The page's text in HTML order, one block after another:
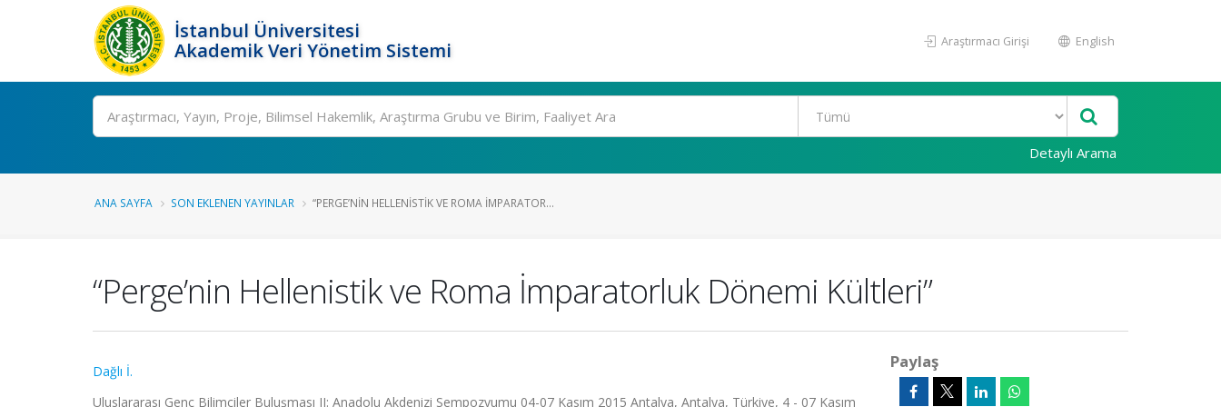
İstanbul Üniversitesi
Akademik Veri Yönetim Sistemi
Araştırmacı Girişi English
Ara
Detaylı Arama
ANA SAYFA SON EKLENEN YAYINLAR “PERGE’NIN HELLENISTIK VE ROMA İMPARATOR...
“Perge’nin Hellenistik ve Roma İmparatorluk Dönemi Kültleri”
Dağlı İ.
Uluslararası Genç Bilimciler Buluşması II: Anadolu Akdenizi Sempozyumu 04-07 Kasım 2015 Antalya, Antalya, Türkiye, 4 - 07 Kasım
Paylaş